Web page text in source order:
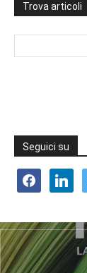
Trova articoli
Seguici su
facebooklinkedin